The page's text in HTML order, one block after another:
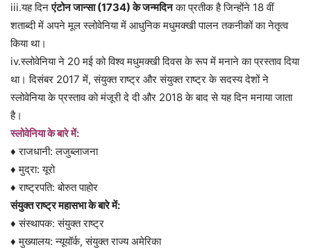
iii.यह दिनएंटोन जान्सा (1734) के जन्मदिनका प्रतीक है जिन्होंने 18 वीं
शताब्दी में अपने मूल स्लोवेनिया में आधुनिक मधुमक्खी पालन तकनीकों का नेतृत्व
किया था।
iv.स्लोवेनिया ने 20 मई को विश्व मधुमक्खी दिवस के रूप में मनाने का प्रस्ताव दिया
था। दिसंबर 2017 में, संयुक्त राष्ट्र और संयुक्त राष्ट्र के सदस्य देशों ने
स्लोवेनिया के प्रस्ताव को मंजूरी दे दी और 2018 के बाद से यह दिन मनाया जाता
है।
स्लोवेनिया के बारे में:
♦ राजधानी: लजुब्लाजना
♦ मुद्रा: यूरो
♦ राष्ट्रपति: बोरुत पाहोर
संयुक्त राष्ट्र महासभा के बारे में:
♦ संस्थापक: संयुक्त राष्ट्र
♦ मुख्यालय: न्यूयॉर्क, संयुक्त राज्य अमेरिका